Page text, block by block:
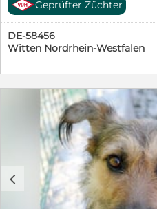
sind auf Erbkrankheiten
rufen Sie mich gerne an :
Geprüfter Züchter
DE-58456
Witten Nordrhein-Westfalen
c